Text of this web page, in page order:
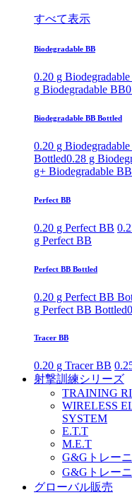
すべて表示
Biodegradable BB
0.20 g
g Biodegradable BB
Biodegradable BB Bottled
0.20 g
Bottled0.28 g
g+ Biodegradable
Perfect BB
0.20 g Perfect BB
g Perfect BB
Perfect BB Bottled
0.20 g Perfect BB
g Perfect BB Bottled
Tracer BB
0.20 g Tracer BB
射撃訓練シリーズ
TRAINING
WIRELESS
SYSTEM
E.T.T
M.E.T
G&Gトレー
G&Gトレー
グローバル販売